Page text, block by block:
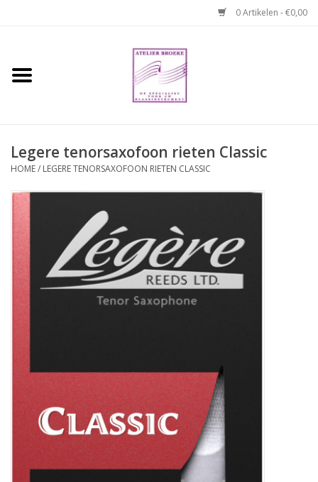
0 Artikelen - €0,00
Home
Reparaties en
Webshop
Verhuur hobo's
Merken
Legere tenorsaxofoon rieten Classic
HOME/ LEGERE TENORSAXOFOON RIETEN CLASSIC